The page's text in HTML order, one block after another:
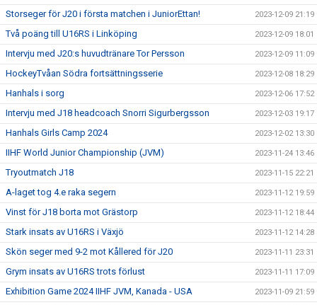
Storseger för J20 i första matchen i JuniorEttan! 2023-12-09 21:19
Två poäng till U16RS i Linköping 2023-12-09 18:01
Intervju med J20:s huvudtränare Tor Persson 2023-12-09 11:09
HockeyTvåan Södra fortsättningsserie 2023-12-08 18:29
Hanhals i sorg 2023-12-06 17:52
Intervju med J18 headcoach Snorri Sigurbergsson 2023-12-03 19:17
Hanhals Girls Camp 2024 2023-12-02 13:30
IIHF World Junior Championship (JVM) 2023-11-24 13:46
Tryoutmatch J18 2023-11-15 22:21
A-laget tog 4.e raka segern 2023-11-12 19:59
Vinst för J18 borta mot Grästorp 2023-11-12 18:44
Stark insats av U16RS i Växjö 2023-11-12 14:28
Skön seger med 9-2 mot Kållered för J20 2023-11-11 23:31
Grym insats av U16RS trots förlust 2023-11-11 17:09
Exhibition Game 2024 IIHF JVM, Kanada - USA 2023-11-09 21:59